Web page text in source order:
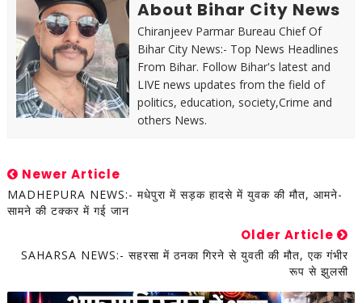
About Bihar City News
Chiranjeev Parmar Bureau Chief Of
Bihar City News:- Top News Headlines
From Bihar. Follow Bihar's latest and
LIVE news updates from the field of
politics, education, society,Crime and
others News.
Newer Article
MADHEPURA NEWS:- मधेपुरा में सड़क हादसे में युवक की मौत, आमने-
सामने की टक्कर में गई जान
Older Article
SAHARSA NEWS:- सहरसा में ठनका गिरने से युवती की मौत, एक गंभीर
रूप से झुलसी